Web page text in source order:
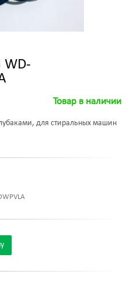
WD-
Товар в наличии
для стиральных машин